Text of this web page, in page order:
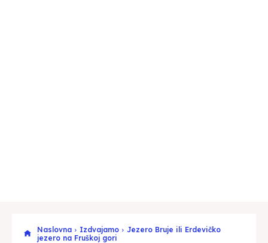
Naslovna Izdvajamo
Jezero Bruje ili Erdevičko
jezero na Fruškoj gori